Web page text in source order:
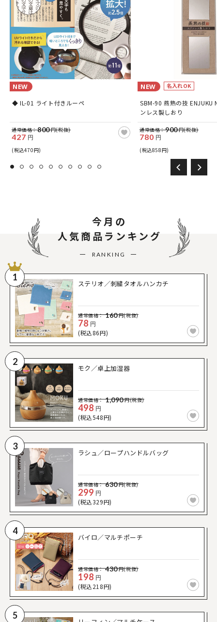
NEW
◆ IL-01 ライト付きルーペ
通常価格：800円(税抜)
427 円
(税込470円)
NEW 名入れOK
SBM-90 燕熟の技 ENJUKU
ンレス製しおり
通常価格：900円(税抜)
780 円
(税込858円)
今月の
人気商品ランキング
RANKING
1
ステリオ／刺繍タオルハンカチ
通常価格： 160円(税抜)
78 円
(税込86円)
2
モク／卓上加湿器
通常価格： 1,090円(税抜)
498 円
(税込548円)
3
ラシュ／ロープハンドルバッグ
通常価格： 630円(税抜)
299 円
(税込329円)
4
バイロ／マルチポーチ
通常価格： 430円(税抜)
198 円
(税込218円)
5